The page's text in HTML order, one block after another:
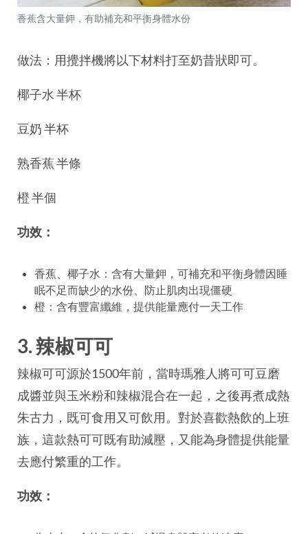
香蕉含大量鉀，有助補充和平衡身體水份
做法：用攪拌機將以下材料打至奶昔狀即可。
椰子水 半杯
豆奶 半杯
熟香蕉 半條
橙 半個
功效：
香蕉、椰子水：含有大量鉀，可補充和平衡身體因睡
眠不足而缺少的水份、防止肌肉出現僵硬
橙：含有豐富纖維，提供能量應付一天工作
3. 辣椒可可
辣椒可可源於1500年前，當時瑪雅人將可可豆磨
成醬並與玉米粉和辣椒混合在一起，之後再煮成熱
朱古力，既可食用又可飲用。對於喜歡熱飲的上班
族，這款熱可可既有助減壓，又能為身體提供能量
去應付繁重的工作。
功效：